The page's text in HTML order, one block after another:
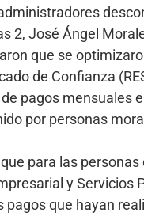
2, José Ángel
que se
de Confianza
pagos mensuales
por personas
para las personas
y Servicios
pagos que hayan